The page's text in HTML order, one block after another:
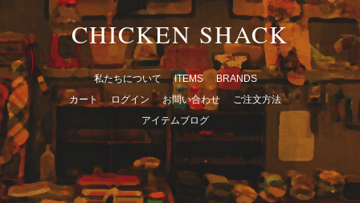
CHICKEN SHACK
私たちについて ITEMS
BRANDS
カート
ログイン お問い合わせ
ご注文方法
アイテムブログ